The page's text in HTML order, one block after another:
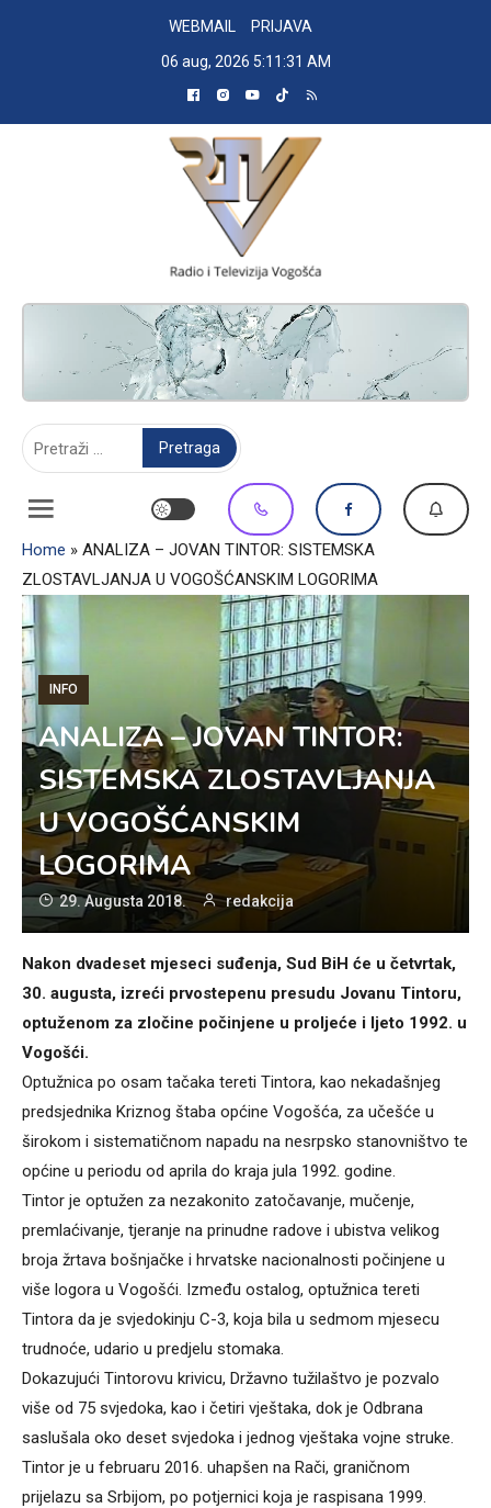
WEBMAIL
PRIJAVA
06 aug, 2026 5:11:32 AM
RADIO TELEVIZIJA VOGOŠĆA
Home » ANALIZA – JOVAN TINTOR: SISTEMSKA
ZLOSTAVLJANJA U VOGOŠĆANSKIM LOGORIMA
INFO
ANALIZA – JOVAN TINTOR:
SISTEMSKA ZLOSTAVLJANJA
U VOGOŠĆANSKIM
LOGORIMA
29. Augusta 2018. redakcija
Nakon dvadeset mjeseci suđenja, Sud BiH će u četvrtak,
30. augusta, izreći prvostepenu presudu Jovanu Tintoru,
optuženom za zločine počinjene u proljeće i ljeto 1992. u
Vogošći.
Optužnica po osam tačaka tereti Tintora, kao nekadašnjeg
predsjednika Kriznog štaba općine Vogošća, za učešće u
širokom i sistematičnom napadu na nesrpsko stanovništvo te
općine u periodu od aprila do kraja jula 1992. godine.
Tintor je optužen za nezakonito zatočavanje, mučenje,
premlaćivanje, tjeranje na prinudne radove i ubistva velikog
broja žrtava bošnjačke i hrvatske nacionalnosti počinjene u
više logora u Vogošći. Između ostalog, optužnica tereti
Tintora da je svjedokinju C-3, koja bila u sedmom mjesecu
trudnoće, udario u predjelu stomaka.
Dokazujući Tintorovu krivicu, Državno tužilaštvo je pozvalo
više od 75 svjedoka, kao i četiri vještaka, dok je Odbrana
saslušala oko deset svjedoka i jednog vještaka vojne struke.
Tintor je u februaru 2016. uhapšen na Rači, graničnom
prijelazu sa Srbijom, po potjernici koja je raspisana 1999.